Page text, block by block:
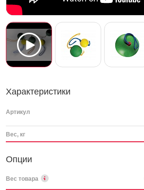
Характеристики
Артикул
Вес, кг
Опции
Вес товара